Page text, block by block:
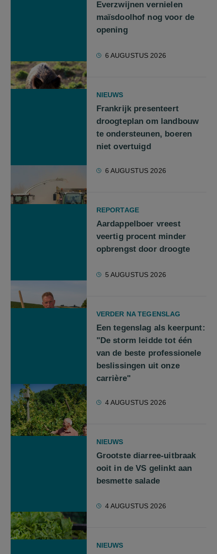
Everzwijnen vernielen
maïsdoolhof nog voor de
opening
6 AUGUSTUS 2026
NIEUWS
Frankrijk presenteert
droogteplan om landbouw
te ondersteunen, boeren
niet overtuigd
6 AUGUSTUS 2026
REPORTAGE
Aardappelboer vreest
veertig procent minder
opbrengst door droogte
5 AUGUSTUS 2026
VERDER NA TEGENSLAG
Een tegenslag als keerpunt:
"De storm leidde tot één
van de beste professionele
beslissingen uit onze
carrière"
4 AUGUSTUS 2026
NIEUWS
Grootste diarree-uitbraak
ooit in de VS gelinkt aan
besmette salade
4 AUGUSTUS 2026
NIEUWS